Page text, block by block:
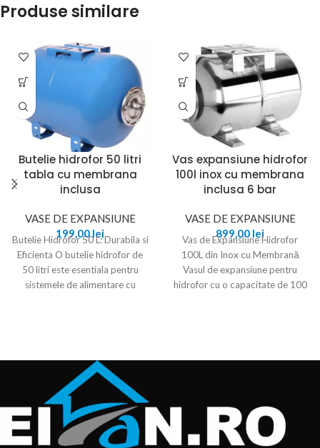
Produse similare
Butelie hidrofor 50 litri
tabla cu membrana
inclusa
VASE DE EXPANSIUNE
199,00 lei
Butelie Hidrofor 50 L: Durabila si
Eficienta O butelie hidrofor de
50 litri este esentiala pentru
sistemele de alimentare cu
Vas expansiune hidrofor
100l inox cu membrana
inclusa 6 bar
VASE DE EXPANSIUNE
899,00 lei
Vas de Expansiune Hidrofor
100L din Inox cu Membrană
Vasul de expansiune pentru
hidrofor cu o capacitate de 100